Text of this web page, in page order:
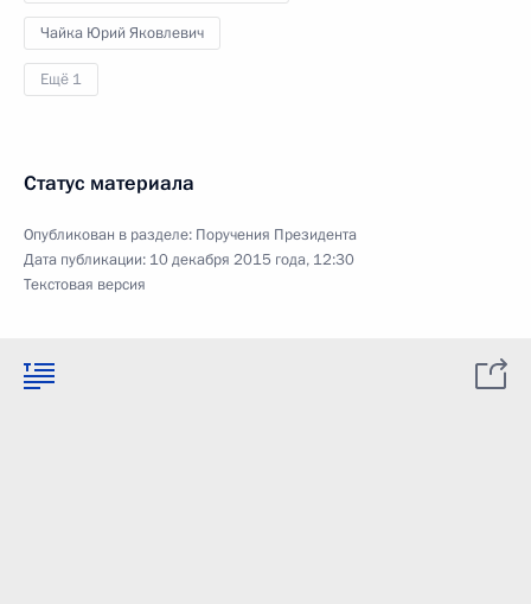
Чайка Юрий Яковлевич
Ещё 1
Статус материала
Опубликован в разделе: Поручения Президента
Дата публикации: 10 декабря 2015 года, 12:30
Текстовая версия